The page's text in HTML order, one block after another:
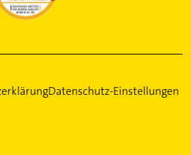
Datenschutz-Einstellungen